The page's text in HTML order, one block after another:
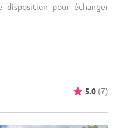
disposition pour échanger
5.0 (7)